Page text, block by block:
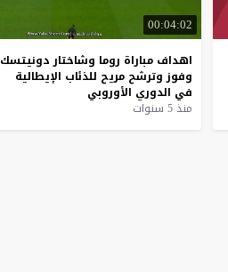
00:04:02
اهداف مباراة روما وشاختار دونيتسك
وفوز وترشح مريح للذئاب الإيطالية
في الدوري الأوروبي
منذ 5 سنوات